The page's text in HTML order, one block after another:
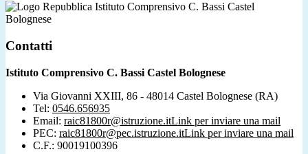
Istituto Comprensivo C. Bassi Castel
Bolognese
Contatti
Istituto Comprensivo C. Bassi Castel Bolognese
Via Giovanni XXIII, 86 - 48014 Castel Bolognese (RA)
Tel: 0546.656935
Email: raic81800r@istruzione.itLink per inviare una mail
PEC: raic81800r@pec.istruzione.itLink per inviare una mail
C.F.: 90019100396